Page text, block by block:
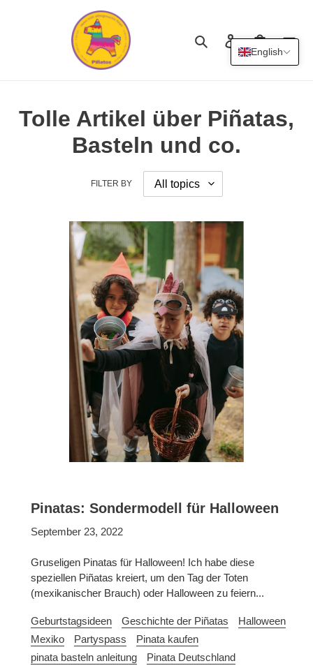
SearchLog inCart
Tolle Artikel über Piñatas,
Basteln und co.
FILTER BY
Pinatas: Sondermodell für Halloween
September 23, 2022
Gruseligen Pinatas für Halloween! Ich habe diese
speziellen Piñatas kreiert, um den Tag der Toten
(mexikanischer Brauch) oder Halloween zu feiern...
Geburtstagsideen Geschichte der Piñatas
Halloween
Mexiko
Partyspass
Pinata kaufen
pinata basteln anleitung
Pinata Deutschland
English